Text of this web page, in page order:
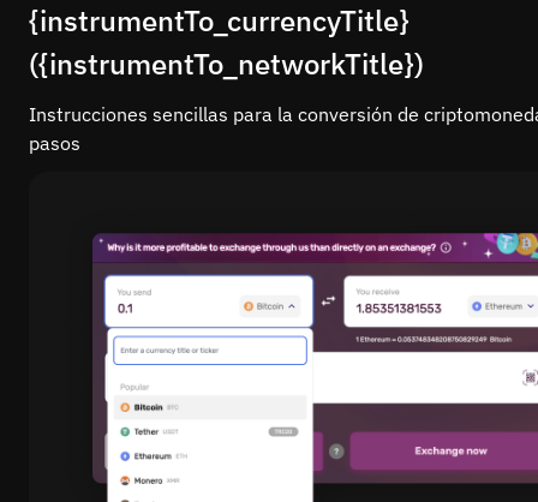
{instrumentTo_currencyTitle}
({instrumentTo_networkTitle})
Instrucciones sencillas para la conversión de
pasos